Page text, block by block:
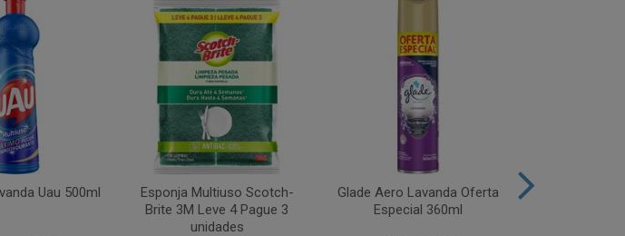
Uau 500ml
Esponja Multiuso Scotch-
Brite 3M Leve 4 Pague 3
unidades
Glade Aero Lavanda Oferta
Especial 360ml